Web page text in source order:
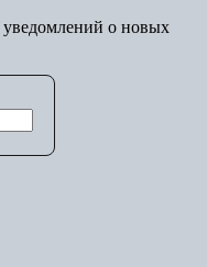
уведомлений о новых